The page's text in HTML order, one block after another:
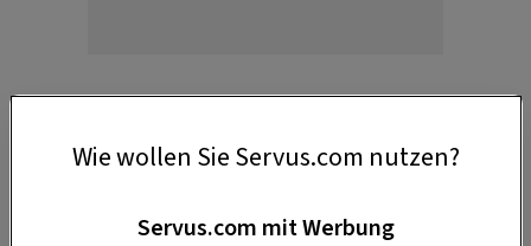
Ich bin nicht nur einmal am Schoß
von Leopold Figl gesessen.
Wie wollen Sie Servus.com nutzen?
Servus.com mit Werbung